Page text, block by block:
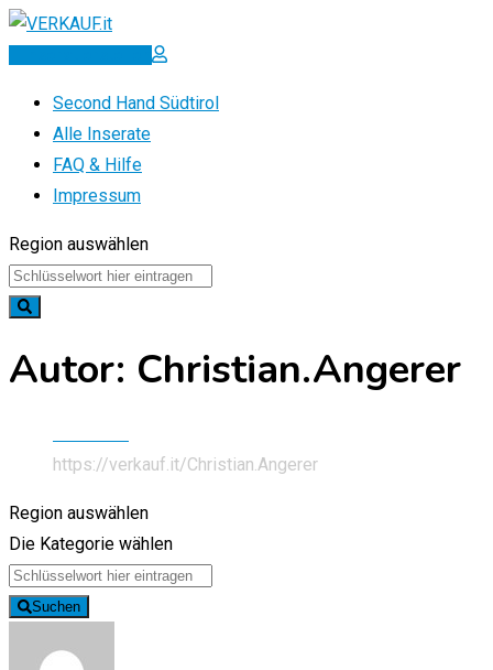
Zum
Inserat erstellen
Second Hand Südtirol
Alle Inserate
FAQ & Hilfe
Impressum
Region auswählen
Autor: Christian.Angerer
https://verkauf.it/Christian.Angerer
Region auswählen
Die Kategorie wählen
Suchen